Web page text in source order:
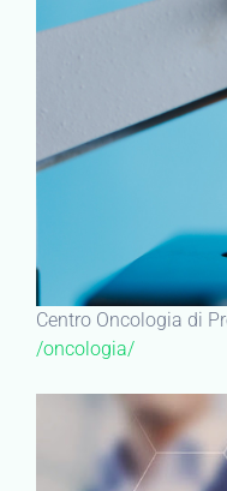
Centro Oncologia di
/oncologia/